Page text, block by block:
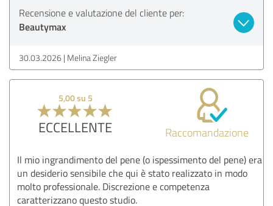
Recensione e valutazione del cliente per:
Beautymax
30.03.2026 Melina Ziegler
5,00 su 5
ECCELLENTE Raccomandazione
Il mio ingrandimento del pene (o ispessimento del pene) era
un desiderio sensibile che qui è stato realizzato in modo
molto professionale. Discrezione e competenza
caratterizzano questo studio.